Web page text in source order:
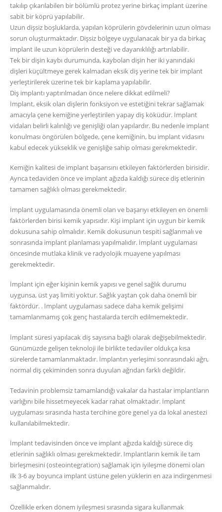
takılıp çıkarılabilen bir bölümlü protez yerine birkaç implant üzerine
sabit bir köprü yapılabilir.
Uzun dişsiz boşluklarda, yapılan köprülerin gövdelerinin uzun olması
sorun oluşturmaktadır. Dişsiz bölgeye uygulanacak bir ya da birkaç
implant ile uzun köprülerin desteği ve dayanıklılığı artırılabilir.
Tek bir dişin kaybı durumunda, kaybolan dişin her iki yanındaki
dişleri küçültmeye gerek kalmadan eksik diş yerine tek bir implant
yerleştirilerek üzerine tek bir kaplama yapılabilir.
Diş implantı yaptırılmadan önce nelere dikkat edilmeli?
İmplant, eksik olan dişlerin fonksiyon ve estetiğini tekrar sağlamak
amacıyla çene kemiğine yerleştirilen yapay diş köküdür. İmplant
vidaları belirli kalınlığı ve genişliği olan yapılardır. Bu nedenle implant
konulması öngörülen bölgede, çene kemiğinin, bu implant vidasını
kabul edecek yükseklik ve genişliğe sahip olması gerekmektedir.
Kemiğin kalitesi de implant başarısını etkileyen faktörlerden birisidir.
Ayrıca tedaviden önce ve implant ağızda kaldığı sürece diş etlerinin
tamamen sağlıklı olması gerekmektedir.
İmplant uygulamasında önemli olan ve başarıyı etkileyen en önemli
faktörlerden birisi kemik yapısıdır. Kişi implant için uygun bir kemik
dokusuna sahip olmalıdır. Kemik dokusunun tespiti sağlanmalı ve
sonrasında implant planlaması yapılmalıdır. İmplant uygulaması
öncesinde mutlaka klinik ve radyolojik muayene yapılması
gerekmektedir.
İmplant için eğer kişinin kemik yapısı ve genel sağlık durumu
uygunsa, üst yaş limiti yoktur. Sağlık yaştan çok daha önemli bir
faktördür. . İmplant uygulaması sadece daha kemik gelişimi
tamamlanmamış çok genç hastalarda tercih edilmemektedir.
İmplant süresi yapılacak diş sayısına bağlı olarak değişebilmektedir.
Günümüzde gelişen teknoloji ile birlikte tedaviler oldukça kısa
sürelerde tamamlanmaktadır. İmplantın yerleşimi sonrasındaki ağrı,
normal diş çekiminden sonra duyulan ağrıdan farklı değildir.
Tedavinin problemsiz tamamlandığı vakalar da hastalar implantların
varlığını bile hissetmeyecek kadar rahat olmaktadır. İmplant
uygulaması sırasında hasta tercihine göre genel ya da lokal anestezi
kullanılabilmektedir.
İmplant tedavisinden önce ve implant ağızda kaldığı sürece diş
etlerinin sağlıklı olması gerekmektedir. Implantların kemik ile tam
birleşmesini (osteointegration) sağlamak için iyileşme dönemi olan
ilk 3-6 ay boyunca implant üstüne gelen yüklerin en aza indirgenmesi
sağlanmalıdır.
Özellikle erken dönem iyileşmesi sırasında sigara kullanmak